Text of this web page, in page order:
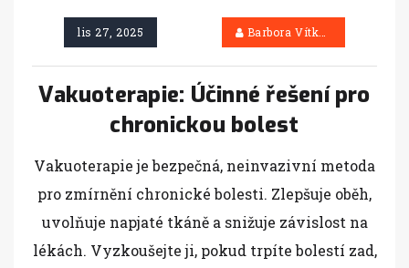
lis 27, 2025 Barbora Vítková
Vakuoterapie: Účinné řešení pro
chronickou bolest
Vakuoterapie je bezpečná, neinvazivní metoda
pro zmírnění chronické bolesti. Zlepšuje oběh,
uvolňuje napjaté tkáně a snižuje závislost na
lékách. Vyzkoušejte ji, pokud trpíte bolestí zad,